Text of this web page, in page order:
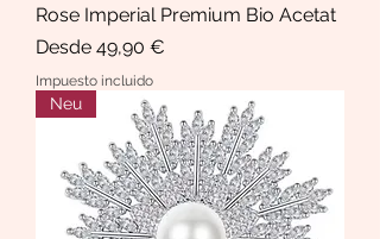
Rose Imperial Premium Bio Acetat
Desde 49,90 €
Precio de oferta
Impuesto incluido
Neu